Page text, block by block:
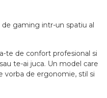
de gaming intr-un spatiu al
te de confort profesional si
te-ai juca. Un model care
vorba de ergonomie, stil si